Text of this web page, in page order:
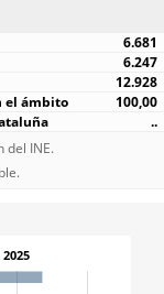
6.681
6.247
12.928
100,00
..
del INE.